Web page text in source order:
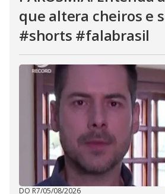
que altera cheiros e
#shorts #falabrasil
DO R7/05/08/2026